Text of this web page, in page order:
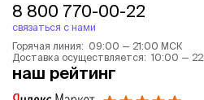
8 800 770-00-22
связаться с нами
Горячая линия: 09:00 — 21:00 МСК
Доставка осуществляется: 10:00 —
наш рейтинг